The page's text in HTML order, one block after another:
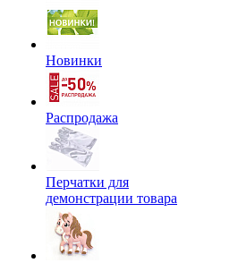
Новинки
Распродажа
Перчатки для
демонстрации товара